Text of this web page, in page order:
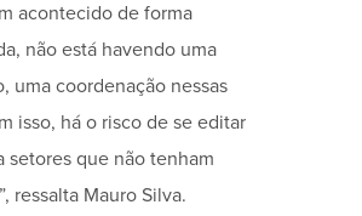
acontecido de forma
não está havendo uma
uma coordenação nessas
isso, há o risco de se editar
setores que não tenham
ressalta Mauro Silva.